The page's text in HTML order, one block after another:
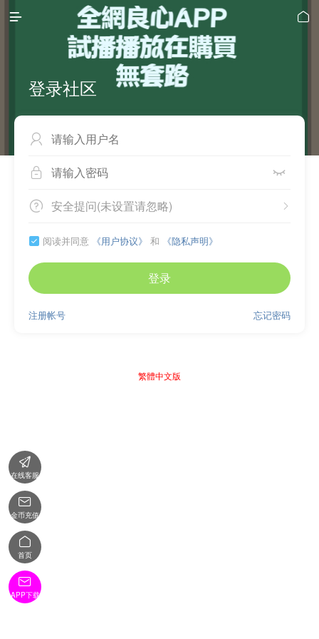
 
登录社区

 
 
安全提问(未设置请忽略)
 阅读并同意 《用户协议》 和 《隐私声明》
登录
忘记密码
注册帐号
繁體中文版

在线客服

金币充值

首页

APP下载